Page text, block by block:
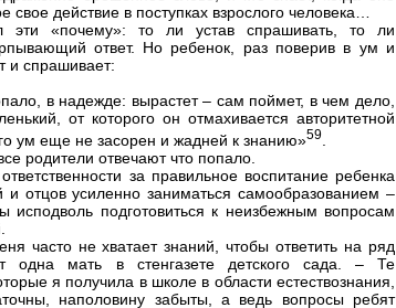
действие в поступках взрослого человека…
эти «почему»: то ли устав спрашивать, то ли
ответ. Но ребенок, раз поверив в ум и
и спрашивает:
в надежде: вырастет – сам поймет, в чем дело,
от которого он отмахивается авторитетной
ум еще не засорен и жадней к знанию»59
родители отвечают что попало.
за правильное воспитание ребенка
и отцов усиленно заниматься самообразованием –
исподволь подготовиться к неизбежным вопросам
часто не хватает знаний, чтобы ответить на ряд
одна мать в стенгазете детского сада. – Те
я получила в школе в области естествознания,
наполовину забыты, а ведь вопросы ребят